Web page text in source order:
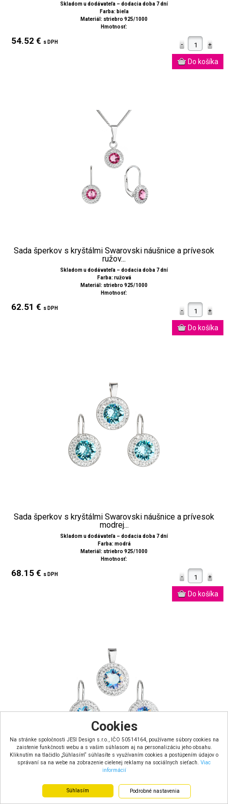
Cookies
Na stránke spoločnosti JESI Design s.r.o., IČO 50514164, používame súbory cookies na
zaistenie funkčnosti webu a s vašim súhlasom aj na personalizáciu jeho obsahu.
Kliknutím na tlačidlo „Súhlasím“ súhlasíte s využívaním cookies a postúpením údajov o
správaní sa na webe na zobrazenie cielenej reklamy na sociálnych sieťach. Viac
informácií
Súhlasím Podrobné nastavenia
Skladom u dodávateľa – dodacia doba 7 dní
Farba: biela
Materiál: striebro 925/1000
Hmotnosť:
54.52 € s DPH
Sada šperkov s kryštálmi Swarovski náušnice a prívesok
ružov...
Skladom u dodávateľa – dodacia doba 7 dní
Farba: ružová
Materiál: striebro 925/1000
Hmotnosť:
62.51 € s DPH
Sada šperkov s kryštálmi Swarovski náušnice a prívesok
modrej...
Skladom u dodávateľa – dodacia doba 7 dní
Farba: modrá
Materiál: striebro 925/1000
Hmotnosť:
68.15 € s DPH
Sada šperkov s kryštálmi Swarovski náušnice a prívesok
Skladom u dodávateľa – dodacia doba 7 dní